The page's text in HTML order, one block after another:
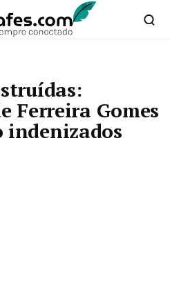
Ferreira Gomes
indenizados